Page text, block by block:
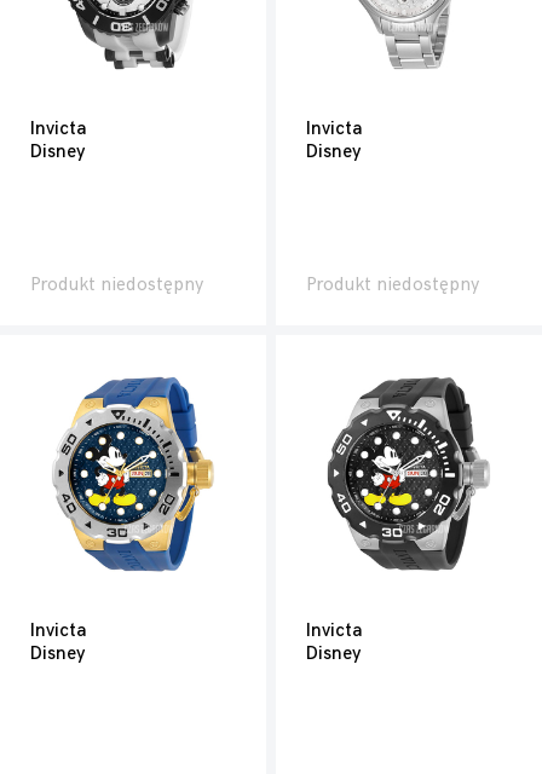
Invicta
Disney
Produkt niedostępny
Invicta
Disney
Produkt niedostępny
Invicta
Disney
Invicta
Disney